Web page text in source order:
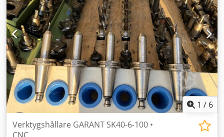
7020 Typ: optiskt mätsystem Tillverkningsland: Japan
Automatisk mätning med kamera Hög mätprecision Skick
Begagnad Fungerande Normala bruksspår Ingår i paketet
KEYENCE IM-7500-enhet IM-7020 mäthuvud Monitor
Styrningsenhet Tangentbord och mus Dkodpeyvv Trefx
Akqer Kablar
1 / 6
Verktygshållare GARANT SK40-6-100 •